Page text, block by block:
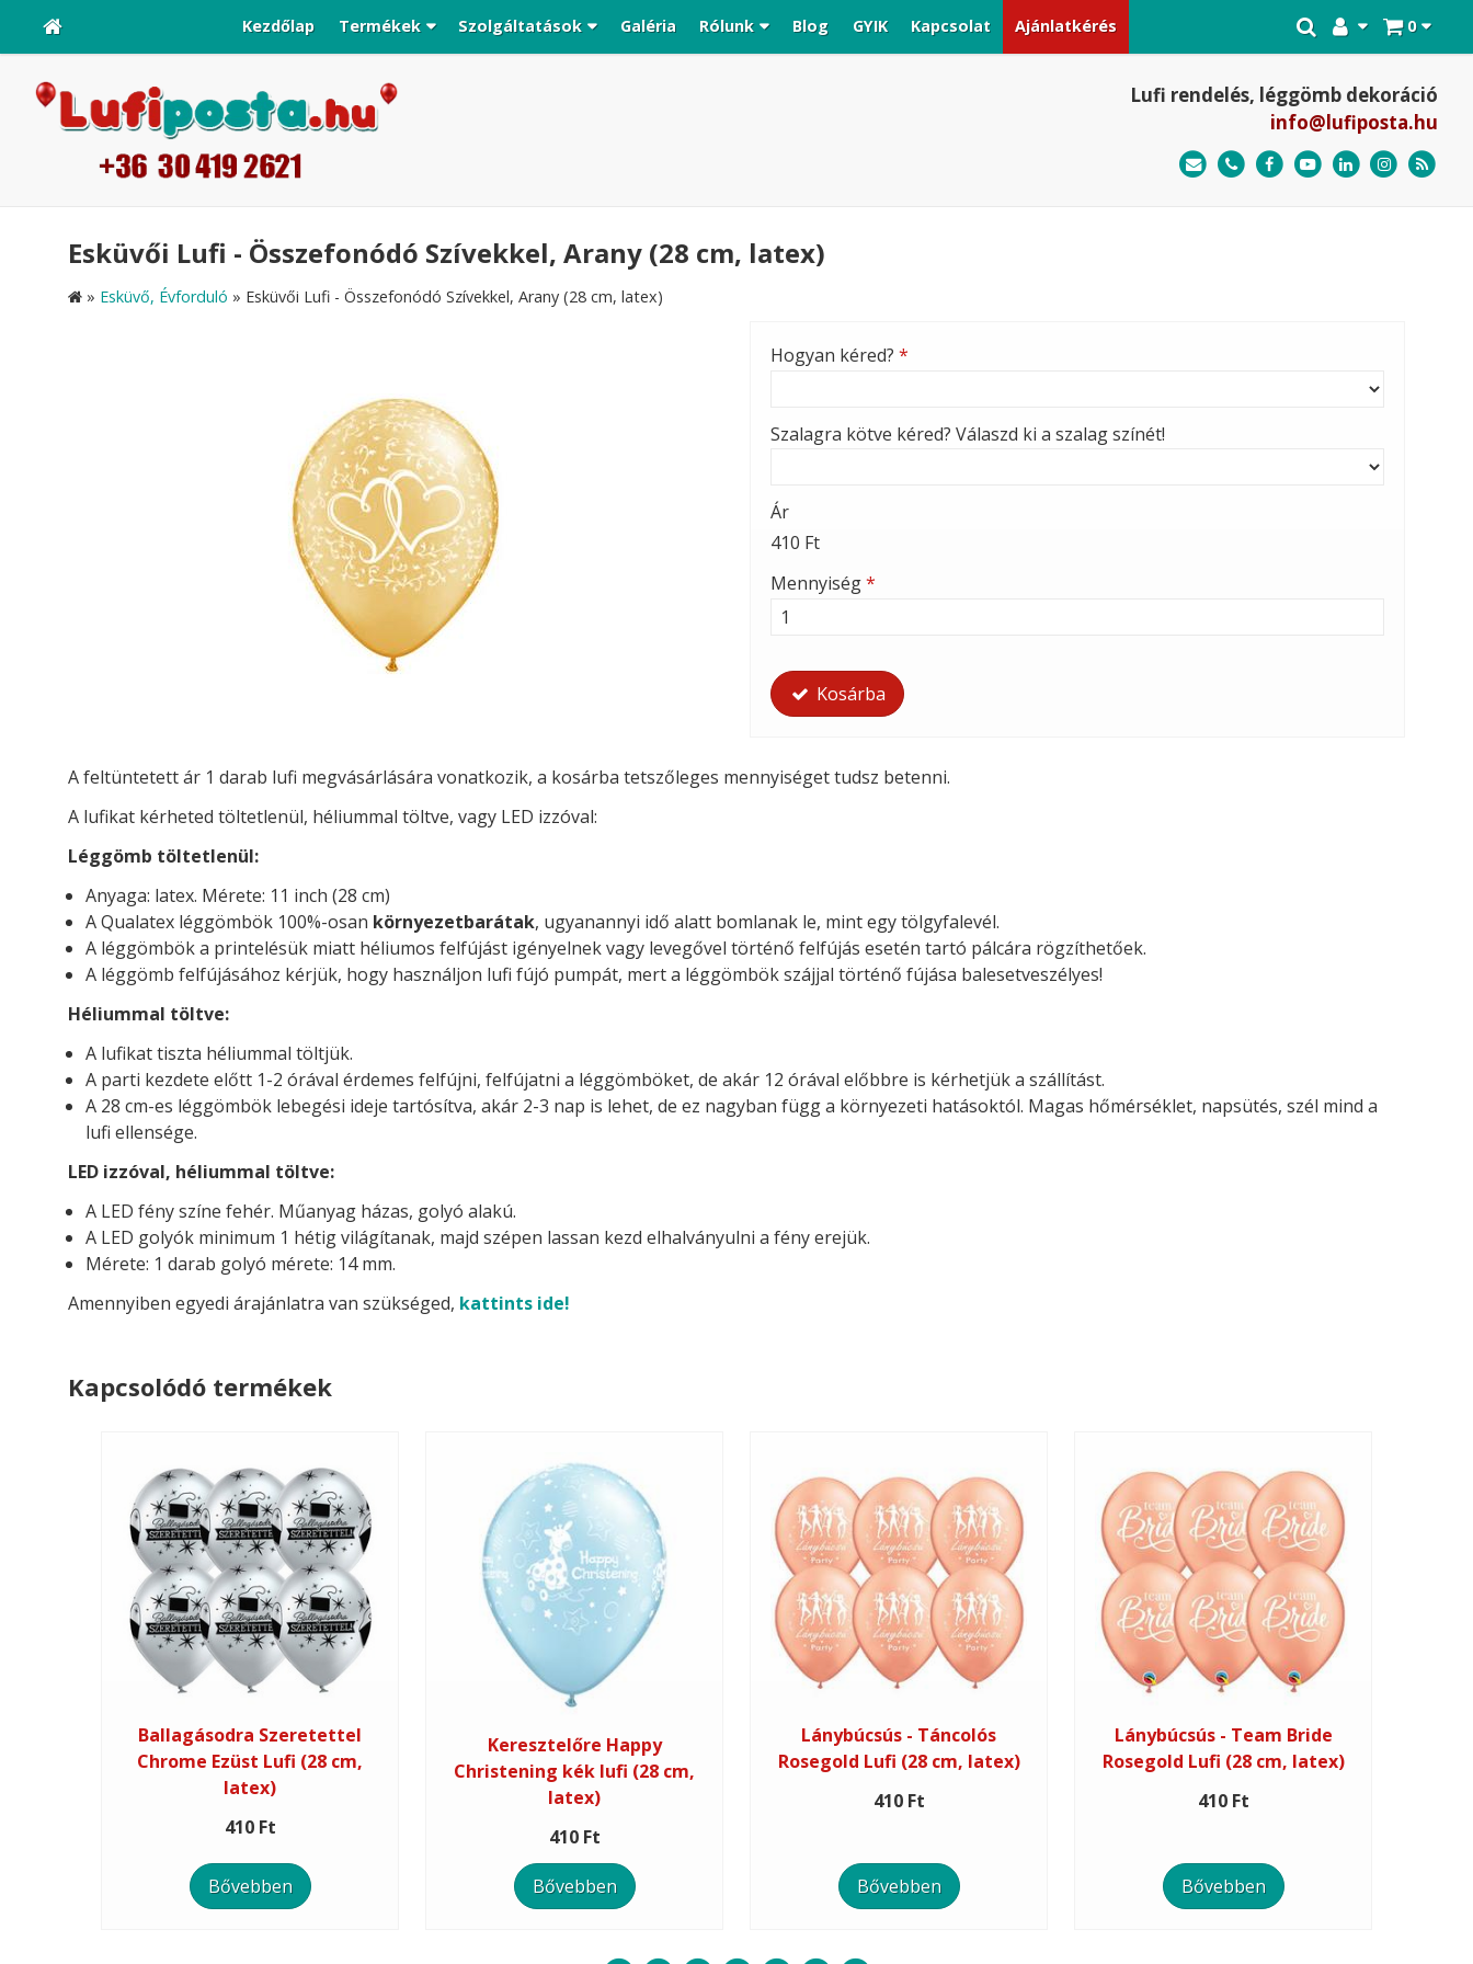
0
Kezdőlap Termékek Szolgáltatások Galéria Rólunk Blog GYIK Kapcsolat Ajánlatkérés
Lufi rendelés, léggömb dekoráció
info@lufiposta.hu
Esküvői Lufi - Összefonódó Szívekkel, Arany (28 cm, latex)
» Esküvő, Évforduló » Esküvői Lufi - Összefonódó Szívekkel, Arany (28 cm, latex)
Hogyan kéred? *
Szalagra kötve kéred? Válaszd ki a szalag színét!
Ár
410 Ft
Mennyiség*
Kosárba
A feltüntetett ár 1 darab lufi megvásárlására vonatkozik, a kosárba tetszőleges mennyiséget tudsz betenni.
A lufikat kérheted töltetlenül, héliummal töltve, vagy LED izzóval:
Léggömb töltetlenül:
Anyaga: latex. Mérete: 11 inch (28 cm)
A Qualatex léggömbök 100%-osan környezetbarátak, ugyanannyi idő alatt bomlanak le, mint egy tölgyfalevél.
A léggömbök a printelésük miatt héliumos felfújást igényelnek vagy levegővel történő felfújás esetén tartó pálcára rögzíthetőek.
A léggömb felfújásához kérjük, hogy használjon lufi fújó pumpát, mert a léggömbök szájjal történő fújása balesetveszélyes!
Héliummal töltve:
A lufikat tiszta héliummal töltjük.
A parti kezdete előtt 1-2 órával érdemes felfújni, felfújatni a léggömböket, de akár 12 órával előbbre is kérhetjük a szállítást.
A 28 cm-es léggömbök lebegési ideje tartósítva, akár 2-3 nap is lehet, de ez nagyban függ a környezeti hatásoktól. Magas hőmérséklet, napsütés, szél mind a
lufi ellensége.
LED izzóval, héliummal töltve:
A LED fény színe fehér. Műanyag házas, golyó alakú.
A LED golyók minimum 1 hétig világítanak, majd szépen lassan kezd elhalványulni a fény erejük.
Mérete: 1 darab golyó mérete: 14 mm.
Amennyiben egyedi árajánlatra van szükséged, kattints ide!
Kapcsolódó termékek
Ballagásodra Szeretettel
Chrome Ezüst Lufi (28 cm,
latex)
410 Ft
Bővebben
Keresztelőre Happy
Christening kék lufi (28 cm,
latex)
410 Ft
Bővebben
Lánybúcsús - Táncolós
Rosegold Lufi (28 cm, latex)
410 Ft
Bővebben
Lánybúcsús - Team Bride
Rosegold Lufi (28 cm, latex)
410 Ft
Bővebben